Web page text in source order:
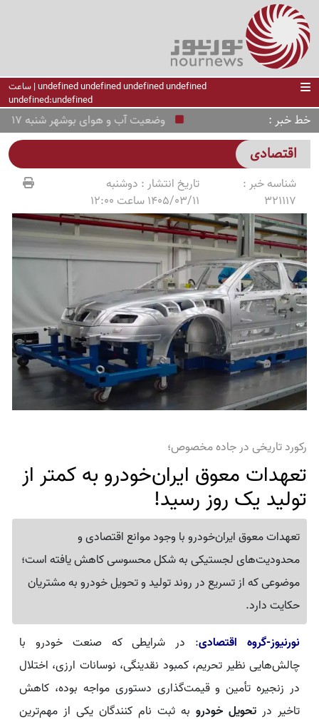
undefined undefined undefined undefined | ساعت
undefined:undefined
خط خبر وضعیت آب و هوای بوشهر شنبه 17 مرداد ؛ هشدار زرد هواشناسی
اقتصادی
شناسه خبر :
321117
تاریخ انتشار : دوشنبه
1405/03/11 ساعت 12:00
رکورد تاریخی در جاده مخصوص؛
تعهدات معوق ایران‌خودرو به کمتر از
تولید یک روز رسید!
تعهدات معوق ایران‌خودرو با وجود موانع اقتصادی و
محدودیت‌های لجستیکی به شکل محسوسی کاهش یافته است؛
موضوعی که از تسریع در روند تولید و تحویل خودرو به مشتریان
حکایت دارد.
نورنیوز-گروه اقتصادی: در شرایطی که صنعت خودرو با
چالش‌هایی نظیر تحریم، کمبود نقدینگی، نوسانات ارزی، اختلال
در زنجیره تأمین و قیمت‌گذاری دستوری مواجه بوده، کاهش
تاخیر در تحویل خودرو به ثبت نام کنندگان یکی از مهم‌ترین